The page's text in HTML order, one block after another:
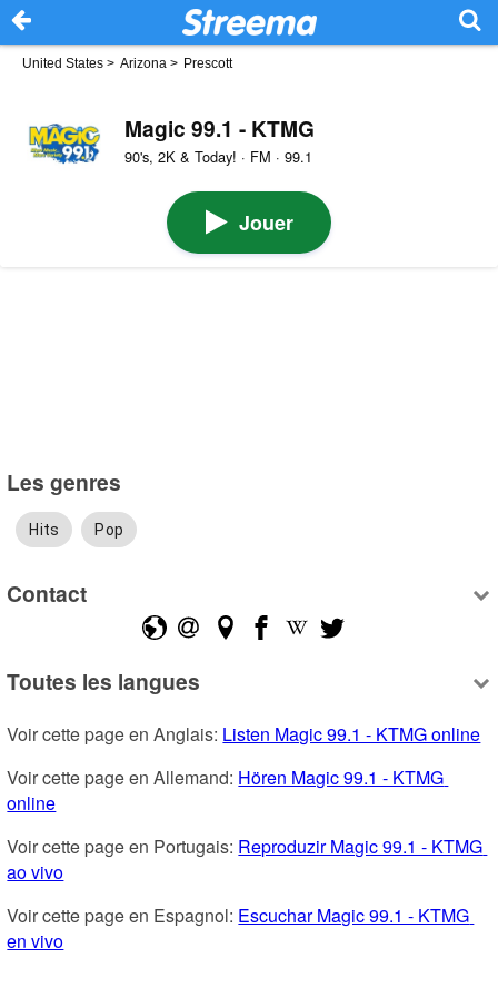
United States > Arizona > Prescott
Magic 99.1 - KTMG
90's, 2K & Today! · FM · 99.1
Jouer
Les genres
Hits Pop
Contact
Toutes les langues
Voir cette page en Anglais: Listen Magic 99.1 - KTMG online
Voir cette page en Allemand: Hören Magic 99.1 - KTMG
online
Voir cette page en Portugais: Reproduzir Magic 99.1 - KTMG
ao vivo
Voir cette page en Espagnol: Escuchar Magic 99.1 - KTMG
en vivo